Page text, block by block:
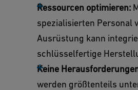
Ressourcen optimieren:
spezialisierten Personal
Ausrüstung kann
schlüsselfertige
Keine
werden größtenteils